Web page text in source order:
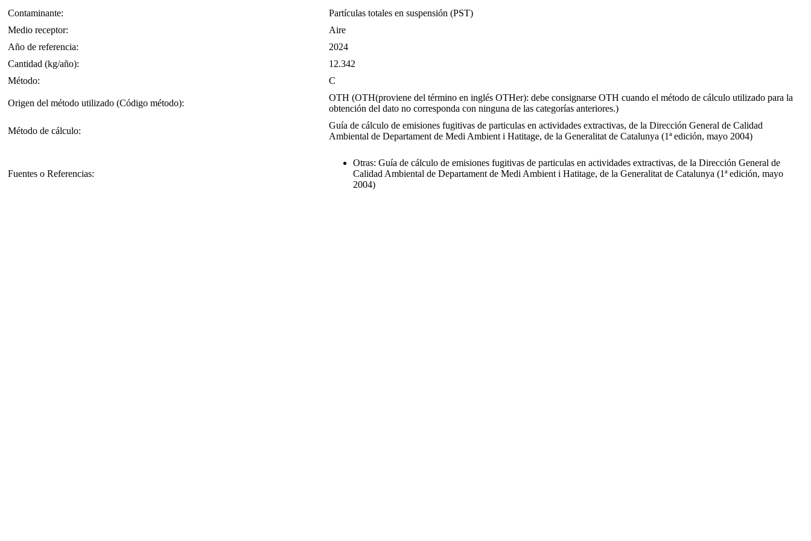
Contaminante:
Partículas totales en suspensión (PST)
Medio receptor:
Aire
Año de referencia:
2024
Cantidad (kg/año):
12.342
Método:
C
Origen del método utilizado (Código método):
OTH (OTH(proviene del término en inglés OTHer): debe consignarse OTH cuando el método de cálculo utilizado para la
obtención del dato no corresponda con ninguna de las categorías anteriores.)
Método de cálculo:
Guía de cálculo de emisiones fugitivas de particulas en actividades extractivas, de la Dirección General de Calidad
Ambiental de Departament de Medi Ambient i Hatitage, de la Generalitat de Catalunya (1ª edición, mayo 2004)
Fuentes o Referencias:
Otras: Guía de cálculo de emisiones fugitivas de particulas en actividades extractivas, de la Dirección General de
Calidad Ambiental de Departament de Medi Ambient i Hatitage, de la Generalitat de Catalunya (1ª edición, mayo
2004)